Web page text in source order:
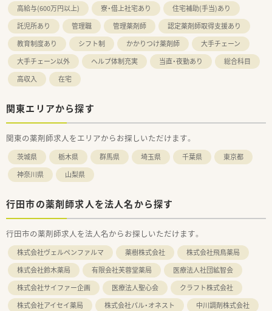
高給与(600万円以上)
寮・借上社宅あり
住宅補助(手当)あり
託児所あり
管理職 管理薬剤師
認定薬剤師取得支援あり
教育制度あり
シフト制 かかりつけ薬剤師
大手チェーン
大手チェーン以外
ヘルプ体制充実 当直・夜勤あり
総合科目
高収入
在宅
関東エリアから探す
関東の薬剤師求人をエリアからお探しいただけます。
茨城県 栃木県 群馬県 埼玉県 千葉県
東京都
神奈川県
山梨県
行田市の薬剤師求人を法人名から探す
行田市の薬剤師求人を法人名からお探しいただけます。
株式会社ヴェルペンファルマ 薬樹株式会社
株式会社飛鳥薬局
株式会社鈴木薬局
有限会社芙蓉堂薬局
医療法人社団絋智会
株式会社サイファー企画
医療法人聖心会
クラフト株式会社
株式会社アイセイ薬局
株式会社パル・オネスト
中川調剤株式会社